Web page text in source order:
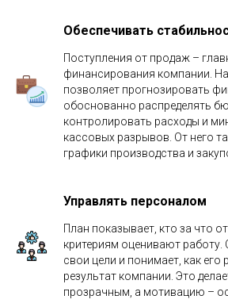
Обеспечивать
Поступления от продаж –
финансирования компании.
позволяет прогнозировать
обоснованно распределять
контролировать расходы и
кассовых разрывов. От него
графики производства и
Управлять персоналом
План показывает, кто за что
критериям оценивают работу.
свои цели и понимает, как его
результат компании. Это
прозрачным, а мотивацию –